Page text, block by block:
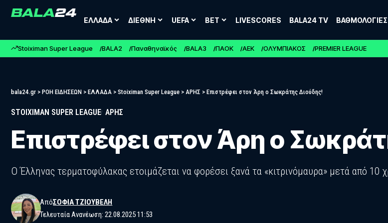
ΕΛΛΑΔΑ ΔΙΕΘΝΗ UEFA BET LIVESCORES BALA24 TV ΒΑΘΜΟΛΟΓΙΕΣ
Stoiximan Super League BALA2 Παναθηναϊκός BALA3 ΠΑΟΚ ΑΕΚ ΟΛΥΜΠΙΑΚΟΣ PREMIER LEAGUE
bala24.gr > ΡΟΗ ΕΙΔΗΣΕΩΝ > ΕΛΛΑΔΑ > Stoiximan Super League > ΑΡΗΣ > Επιστρέφει στον Άρη ο Σωκράτης Διούδης!
STOIXIMAN SUPER LEAGUE ΑΡΗΣ
Επιστρέφει στον Άρη ο
Ο Έλληνας τερματοφύλακας ετοιμάζεται να φορέσει ξανά τα «κιτρινόμαυρα» μετά από 10
Τελευταία Ανανέωση: 22.08.2025 11:53
ΑπόΣΟΦΊΑ ΤΖΙΟΎΒΕΛΗ